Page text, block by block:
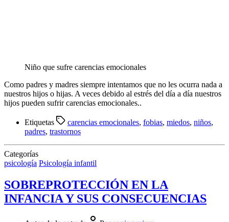
Niño que sufre carencias emocionales
Como padres y madres siempre intentamos que no les ocurra nada a
nuestros hijos o hijas. A veces debido al estrés del día a día nuestros
hijos pueden sufrir carencias emocionales..
Etiquetas carencias emocionales, fobias, miedos, niños,
padres, trastornos
Categorías
psicología Psicología infantil
SOBREPROTECCIÓN EN LA
INFANCIA Y SUS CONSECUENCIAS